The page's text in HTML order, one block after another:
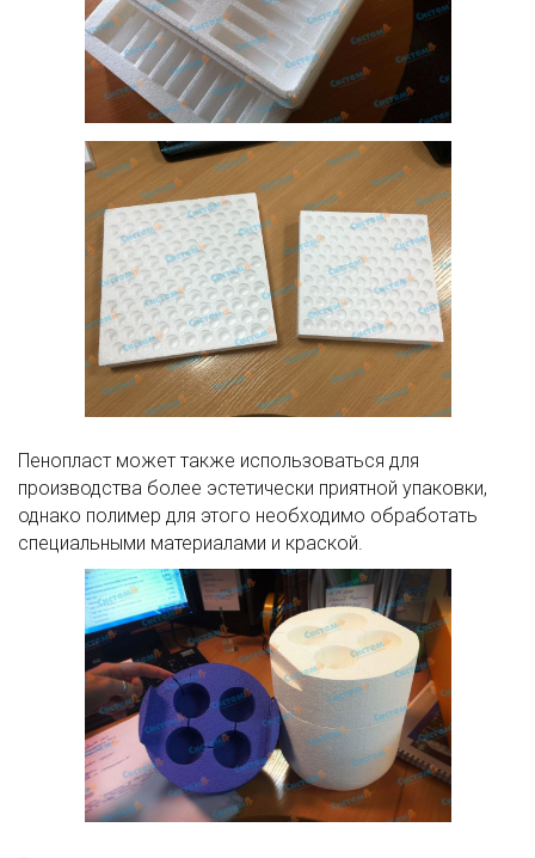
Пенопласт может также использоваться для
производства более эстетически приятной упаковки,
однако полимер для этого необходимо обработать
специальными материалами и краской.